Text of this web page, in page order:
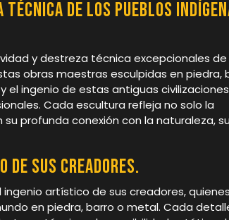
de los pueblos
y destreza técnica excepcionales de
obras maestras esculpidas en piedra,
ingenio de estas antiguas
Cada escultura refleja no solo la
profunda conexión con la naturaleza,
sus creadores.
artístico de sus creadores,
en piedra, barro o metal. Cada